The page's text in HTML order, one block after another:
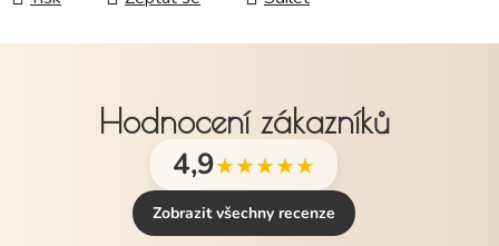
Hodnocení zákazníků
4,9★★★★★
Zobrazit všechny recenze